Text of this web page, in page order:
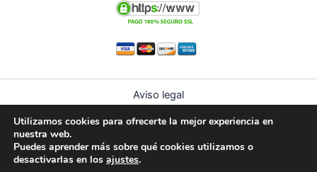
Aviso legal
Condiciones de compra
Política de devoluciones y reembolsos
Política de cookies (UE)
Utilizamos cookies para ofrecerte la mejor experiencia en
nuestra web.
Puedes aprender más sobre qué cookies utilizamos o
desactivarlas en los ajustes.